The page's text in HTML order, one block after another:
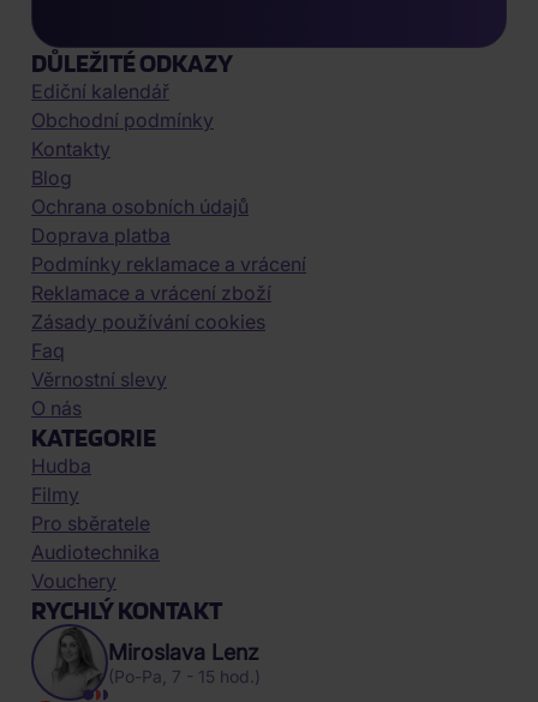
DŮLEŽITÉ ODKAZY
Ediční kalendář
Obchodní podmínky
Kontakty
Blog
Ochrana osobních údajů
Doprava platba
Podmínky reklamace a vrácení
Reklamace a vrácení zboží
Zásady používání cookies
Faq
Věrnostní slevy
O nás
KATEGORIE
Hudba
Filmy
Pro sběratele
Audiotechnika
Vouchery
RYCHLÝ KONTAKT
Miroslava Lenz
(Po-Pa, 7 - 15 hod.)